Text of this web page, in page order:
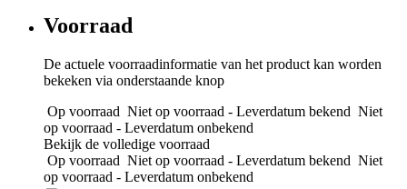
Voorraad
De actuele voorraadinformatie van het product kan worden
bekeken via onderstaande knop
Op voorraad Niet op voorraad - Leverdatum bekend Niet
op voorraad - Leverdatum onbekend
Bekijk de volledige voorraad
Op voorraad Niet op voorraad - Leverdatum bekend Niet
op voorraad - Leverdatum onbekend